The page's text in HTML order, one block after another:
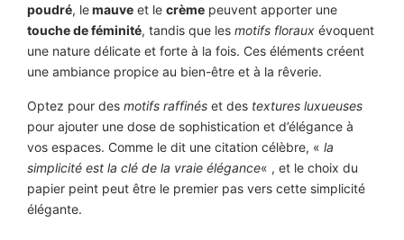
poudré, lemauve et le crème peuvent apporter une
touche de féminité, tandis que les motifs floraux évoquent
une nature délicate et forte à la fois. Ces éléments créent
une ambiance propice au bien-être et à la rêverie.
Optez pour des motifs raffinés et des textures luxueuses
pour ajouter une dose de sophistication et d’élégance à
vos espaces. Comme le dit une citation célèbre, « la
simplicité est la clé de la vraie élégance« , et le choix du
papier peint peut être le premier pas vers cette simplicité
élégante.